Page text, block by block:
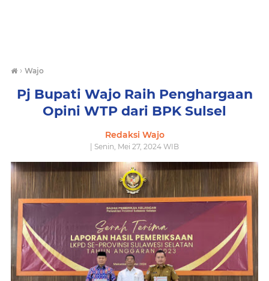
› Wajo
Pj Bupati Wajo Raih Penghargaan
Opini WTP dari BPK Sulsel
Redaksi Wajo
| Senin, Mei 27, 2024 WIB